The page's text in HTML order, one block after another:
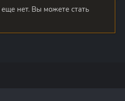
нет. Вы можете стать